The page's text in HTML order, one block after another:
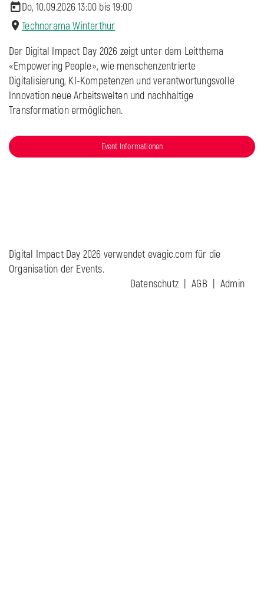
Do, 10.09.2026 13:00 bis19:00
Technorama Winterthur
Der Digital Impact Day 2026 zeigt unter dem Leitthema
«Empowering People», wie menschenzentrierte
Digitalisierung, KI-Kompetenzen und verantwortungsvolle
Innovation neue Arbeitswelten und nachhaltige
Transformation ermöglichen.
Event Informationen
Digital Impact Day 2026 verwendet evagic.com für die
Organisation der Events.
Datenschutz
AGB Admin